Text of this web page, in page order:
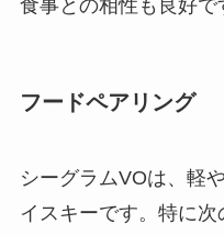
食事との相性も良好で
フードペアリング
シーグラムVOは、軽
イスキーです。特に